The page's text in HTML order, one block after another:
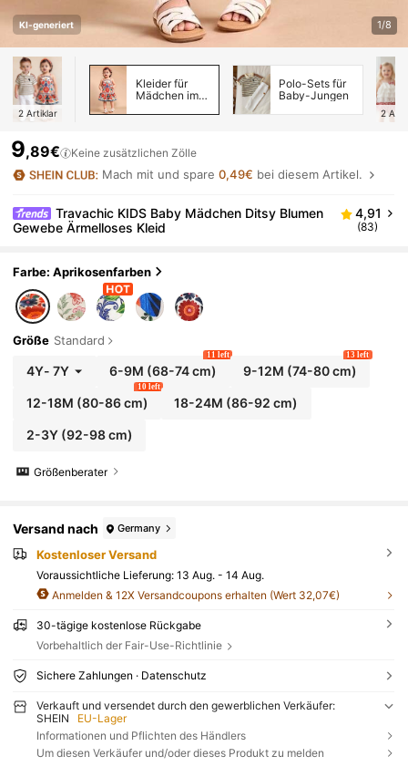
KI-generiert 1/8
2 Artiklar
Kleider für
Mädchen im
Polo-Sets für
Baby-Jungen
2
9,89€ Keine zusätzlichen Zölle
Mach mit und spare0,49€ bei diesem Artikel.
Travachic KIDS Baby Mädchen Ditsy Blumen
Gewebe Ärmelloses Kleid
4,91
(83)
Farbe: Aprikosenfarben
Größe Standard
4Y- 7Y 6-9M (68-74 cm)
11 left
9-12M (74-80 cm)
13 left
12-18M (80-86 cm)
10 left
18-24M (86-92 cm)
2-3Y(92-98 cm)
Größenberater
Versand nach Germany
Kostenloser Versand
Voraussichtliche Lieferung: 13 Aug. - 14 Aug.
Anmelden & 12X Versandcoupons erhalten (Wert 32,07€)
30-tägige kostenlose Rückgabe
Vorbehaltlich der Fair-Use-Richtlinie
Sichere Zahlungen · Datenschutz
Verkauft und versendet durch den gewerblichen Verkäufer:
SHEIN
EU-Lager
Informationen und Pflichten des Händlers
Um diesen Verkäufer und/oder dieses Produkt zu melden